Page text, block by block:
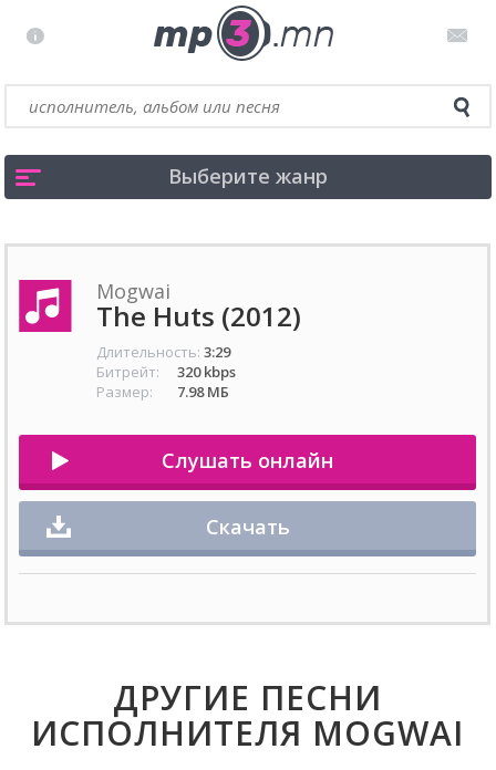
Выберите жанр
Mogwai
The Huts (2012)
Длительность: 3:29
Битрейт:
320 kbps
Размер:
7.98 МБ
Слушать онлайн
Скачать
ДРУГИЕ ПЕСНИ
ИСПОЛНИТЕЛЯ MOGWAI